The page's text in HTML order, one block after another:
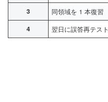
3 同領域を 1 本復習
4 翌日に誤答再テスト